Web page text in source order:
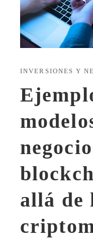
INVERSIONES Y
allá de